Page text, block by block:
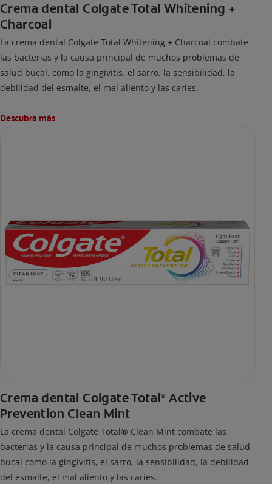
Crema dental Colgate Total Whitening +
Charcoal
La crema dental Colgate Total Whitening + Charcoal combate
las bacterias y la causa principal de muchos problemas de
salud bucal, como la gingivitis, el sarro, la sensibilidad, la
debilidad del esmalte, el mal aliento y las caries.
Descubra más
Crema dental Colgate Total® Active
Prevention Clean Mint
La crema dental Colgate Total® Clean Mint combate las
bacterias y la causa principal de muchos problemas de salud
bucal como la gingivitis, el sarro, la sensibilidad, la debilidad
del esmalte, el mal aliento y las caries.